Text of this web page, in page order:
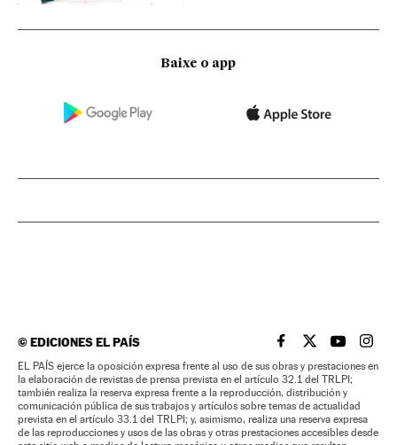
Baixe o app
©EDICIONES EL PAÍS EL PAÍS BRASIL EN
EL PAÍSEL PAÍS
EL
EL PAÍS ejerce la oposición expresa frente al uso de sus obras y prestaciones en
la elaboración de revistas de prensa prevista en el artículo 32.1 del TRLPI;
también realiza la reserva expresa frente a la reproducción, distribución y
comunicación pública de sus trabajos y artículos sobre temas de actualidad
prevista en el artículo 33.1 del TRLPI; y, asimismo, realiza una reserva expresa
de las reproducciones y usos de las obras y otras prestaciones accesibles desde